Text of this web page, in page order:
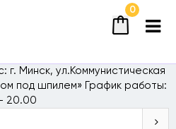
г. Минск, ул.Коммунистическая
под шпилем» График работы:
20.00
0